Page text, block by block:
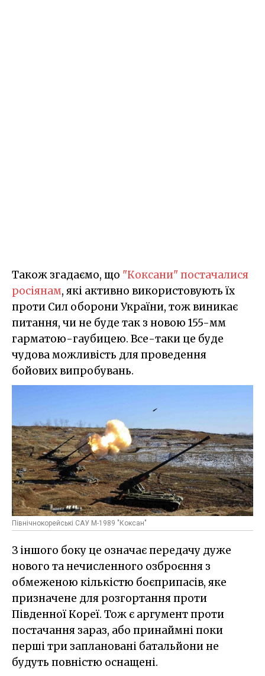
Також згадаємо, що "Коксани" постачалися
росіянам, які активно використовують їх
проти Сил оборони України, тож виникає
питання, чи не буде так з новою 155-мм
гарматою-гаубицею. Все-таки це буде
чудова можливість для проведення
бойових випробувань.
Північнокорейські САУ М-1989 "Коксан"
З іншого боку це означає передачу дуже
нового та нечисленного озброєння з
обмеженою кількістю боєприпасів, яке
призначене для розгортання проти
Південної Кореї. Тож є аргумент проти
постачання зараз, або принаймні поки
перші три заплановані батальйони не
будуть повністю оснащені.